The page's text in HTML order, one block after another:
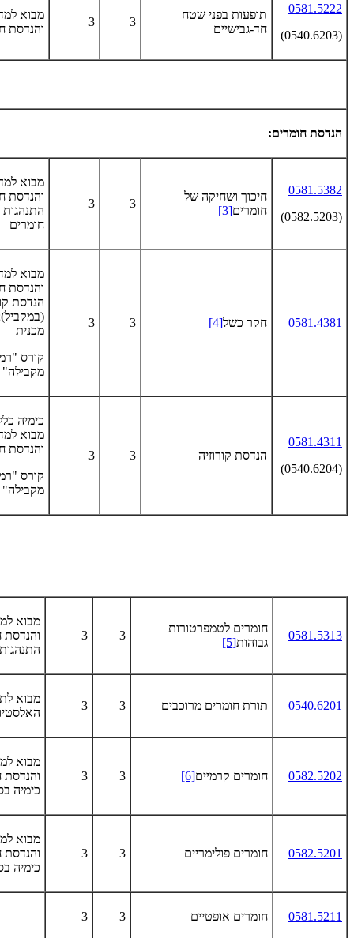
0581.5222
(0540.6203)
תופעות בפני שטח
חד-גבישיים
3
3
מבוא
והנדסת
הנדסת חומרים:
0581.5382
(0582.5203)
חיכוך ושחיקה של
חומרים[3]
3
3
מבוא
והנדסת
חומרים
0581.4381 חקר כשל[4]
3
3
מבוא
והנדסת
הנדסת
מכנית
קורס
מקבילה"
0581.4311
(0540.6204)
הנדסת קורוזיה 3
3
מבוא
והנדסת
קורס
מקבילה"
0581.5313
חומרים לטמפרטורות
גבוהות[5]
3
3
מבוא
והנדסת
0540.6201 תורת חומרים מרוכבים 3
3
מבוא
0582.5202 חומרים קרמיים[6]
3
3
מבוא
והנדסת
כימיה
0582.5201 חומרים פולימריים 3
3
מבוא
והנדסת
כימיה
0581.5211 חומרים אופטיים 3
3